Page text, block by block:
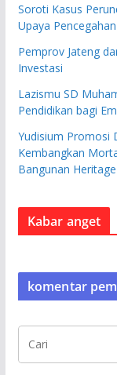
Soroti Kasus
Upaya Pencegahan
Pemprov Jateng
Investasi
Lazismu SD
Pendidikan bagi
Yudisium Promosi
Kembangkan
Bangunan Heritage
Kabar anget
komentar